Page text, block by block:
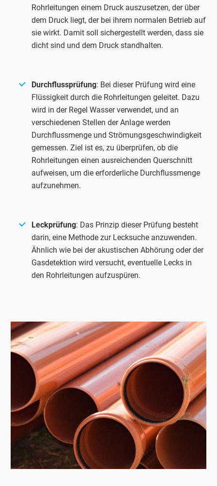
Rohrleitungen einem Druck auszusetzen, der über
dem Druck liegt, der bei ihrem normalen Betrieb auf
sie wirkt. Damit soll sichergestellt werden, dass sie
dicht sind und dem Druck standhalten.
Durchflussprüfung: Bei dieser Prüfung wird eine
Flüssigkeit durch die Rohrleitungen geleitet. Dazu
wird in der Regel Wasser verwendet, und an
verschiedenen Stellen der Anlage werden
Durchflussmenge und Strömungsgeschwindigkeit
gemessen. Ziel ist es, zu überprüfen, ob die
Rohrleitungen einen ausreichenden Querschnitt
aufweisen, um die erforderliche Durchflussmenge
aufzunehmen.
Leckprüfung: Das Prinzip dieser Prüfung besteht
darin, eine Methode zur Lecksuche anzuwenden.
Ähnlich wie bei der akustischen Abhörung oder der
Gasdetektion wird versucht, eventuelle Lecks in
den Rohrleitungen aufzuspüren.